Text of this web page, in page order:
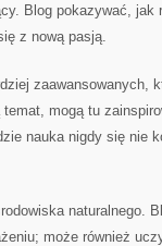
Blog pokazywać, jak
z nową pasją.
zaawansowanych,
temat, mogą tu
nauka nigdy się nie
naturalnego.
może również